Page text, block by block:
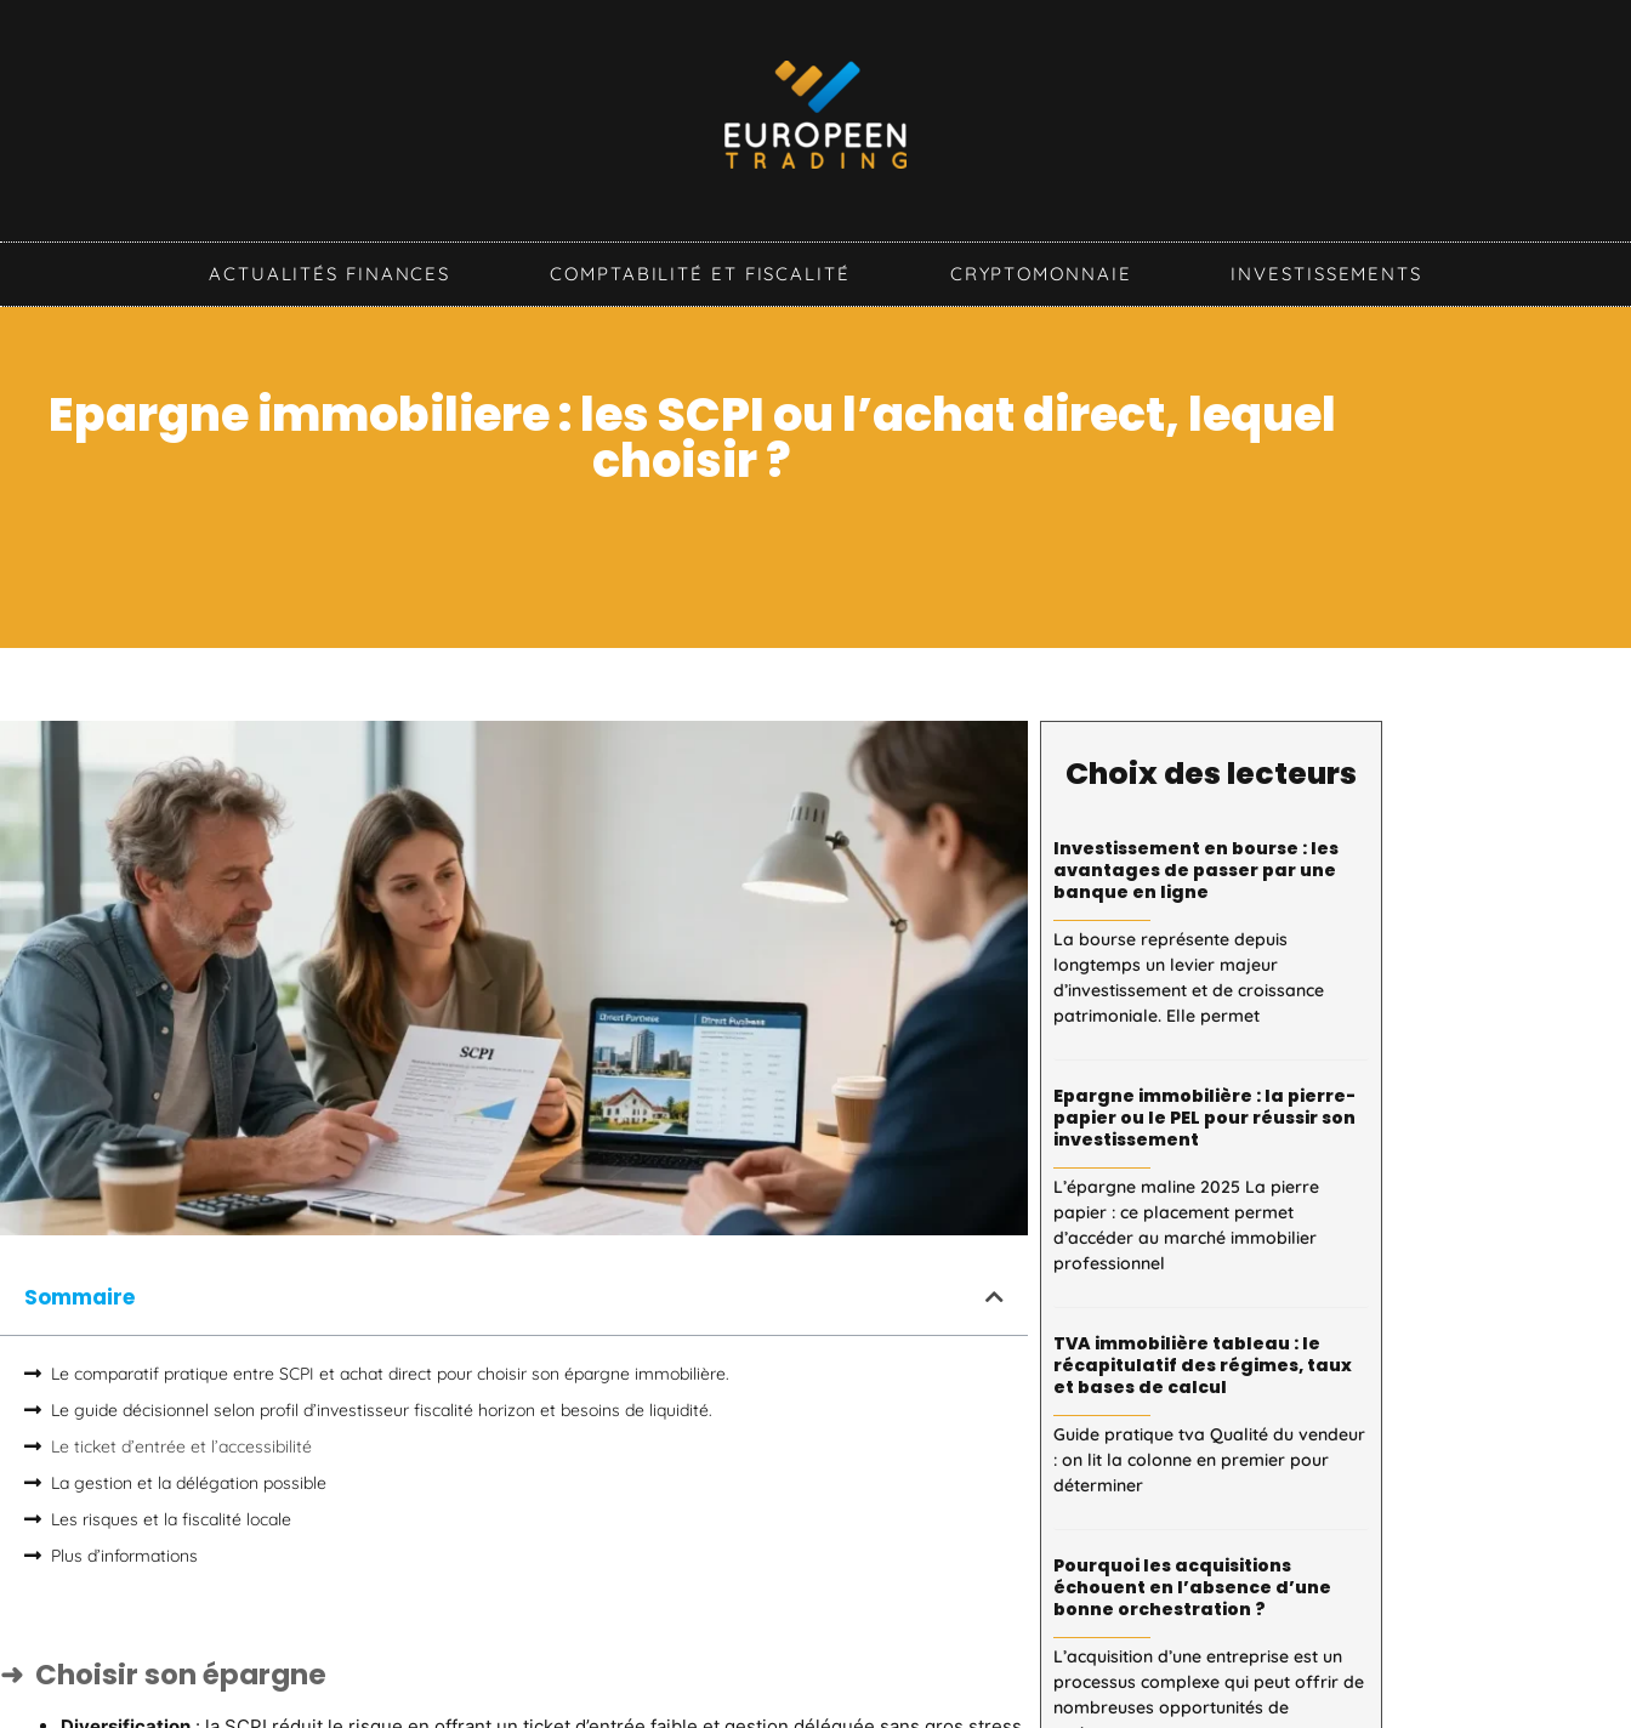
ACTUALITÉS FINANCES COMPTABILITÉ ET FISCALITÉ CRYPTOMONNAIE INVESTISSEMENTS
Epargne immobiliere : les SCPI ou l’achat direct, lequel
choisir ?
Sommaire
Le comparatif pratique entre SCPI et achat direct pour choisir son épargne immobilière.
Le guide décisionnel selon profil d’investisseur fiscalité horizon et besoins de liquidité.
Le ticket d’entrée et l’accessibilité
La gestion et la délégation possible
Les risques et la fiscalité locale
Plus d’informations
Choisir son épargne
Choix des lecteurs
Investissement en bourse : les
avantages de passer par une
banque en ligne
La bourse représente depuis
longtemps un levier majeur
d’investissement et de croissance
patrimoniale. Elle permet
Epargne immobilière : la pierre-
papier ou le PEL pour réussir son
investissement
L’épargne maline 2025 La pierre
papier : ce placement permet
d’accéder au marché immobilier
professionnel
TVA immobilière tableau : le
récapitulatif des régimes, taux
et bases de calcul
Guide pratique tva Qualité du vendeur
: on lit la colonne en premier pour
déterminer
Pourquoi les acquisitions
échouent en l’absence d’une
bonne orchestration ?
L’acquisition d’une entreprise est un
processus complexe qui peut offrir de
nombreuses opportunités de